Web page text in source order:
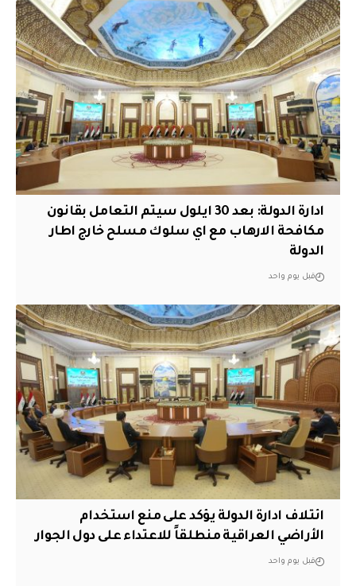
ادارة الدولة: بعد 30 ايلول سيتم التعامل بقانون
مكافحة الارهاب مع اي سلوك مسلح خارج اطار
الدولة
قبل يوم واحد
ائتلاف ادارة الدولة يؤكد على منع استخدام
الأراضي العراقية منطلقاً للاعتداء على دول الجوار
قبل يوم واحد